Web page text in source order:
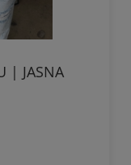
| JASNA